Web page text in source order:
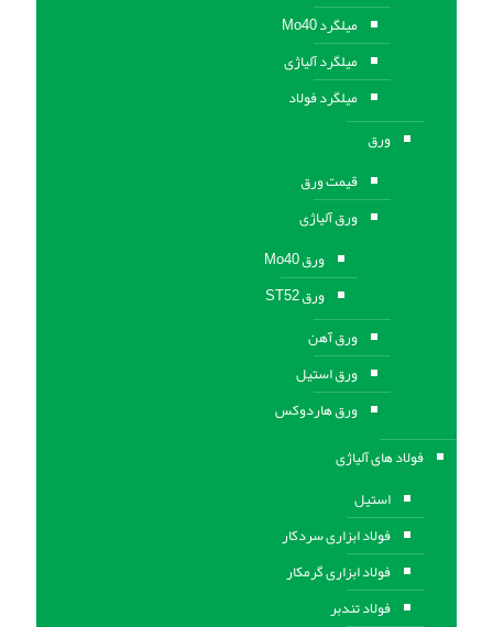
میلگرد Mo40
میلگرد آلیاژی
میلگرد فولاد
ورق
قیمت ورق
ورق آلیاژی
ورق Mo40
ورق ST52
ورق آهن
ورق استيل
ورق هاردوکس
فولاد های آلیاژی
استیل
فولاد ابزاری سردکار
فولاد ابزاری گرمکار
فولاد تندبر